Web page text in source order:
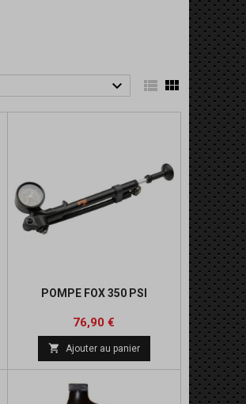
  
POMPE FOX 350 PSI
Prix
76,90 €
 Ajouter au panier